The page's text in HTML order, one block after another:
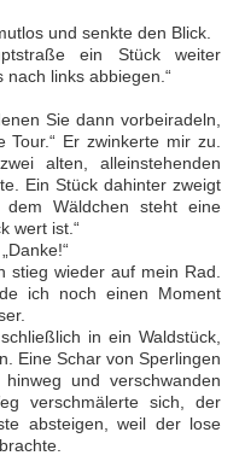
und senkte den Blick.
ein Stück weiter
links abbiegen.“
Sie dann vorbeiradeln,
Er zwinkerte mir zu.
alten, alleinstehenden
Ein Stück dahinter zweigt
Wäldchen steht eine
wert ist.“
stieg wieder auf mein Rad.
ich noch einen Moment
in ein Waldstück,
Eine Schar von Sperlingen
und verschwanden
verschmälerte sich, der
absteigen, weil der lose